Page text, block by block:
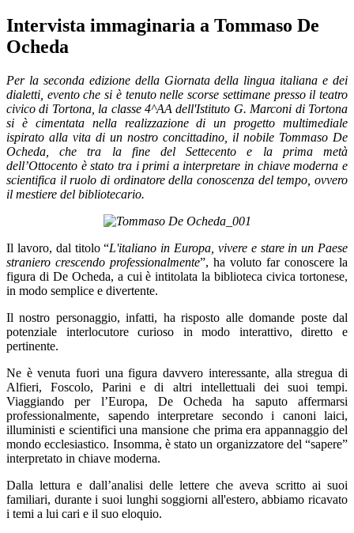
Intervista immaginaria a Tommaso De
Ocheda
Per la seconda edizione della Giornata della lingua italiana e dei
dialetti, evento che si è tenuto nelle scorse settimane presso il teatro
civico di Tortona, la classe 4^AA dell'Istituto G. Marconi di Tortona
si è cimentata nella realizzazione di un progetto multimediale
ispirato alla vita di un nostro concittadino, il nobile Tommaso De
Ocheda, che tra la fine del Settecento e la prima metà
dell’Ottocento è stato tra i primi a interpretare in chiave moderna e
scientifica il ruolo di ordinatore della conoscenza del tempo, ovvero
il mestiere del bibliotecario.
Il lavoro, dal titolo “L'italiano in Europa, vivere e stare in un Paese
straniero crescendo professionalmente”, ha voluto far conoscere la
figura di De Ocheda, a cui è intitolata la biblioteca civica tortonese,
in modo semplice e divertente.
Il nostro personaggio, infatti, ha risposto alle domande poste dal
potenziale interlocutore curioso in modo interattivo, diretto e
pertinente.
Ne è venuta fuori una figura davvero interessante, alla stregua di
Alfieri, Foscolo, Parini e di altri intellettuali dei suoi tempi.
Viaggiando per l’Europa, De Ocheda ha saputo affermarsi
professionalmente, sapendo interpretare secondo i canoni laici,
illuministi e scientifici una mansione che prima era appannaggio del
mondo ecclesiastico. Insomma, è stato un organizzatore del “sapere”
interpretato in chiave moderna.
Dalla lettura e dall’analisi delle lettere che aveva scritto ai suoi
familiari, durante i suoi lunghi soggiorni all'estero, abbiamo ricavato
i temi a lui cari e il suo eloquio.